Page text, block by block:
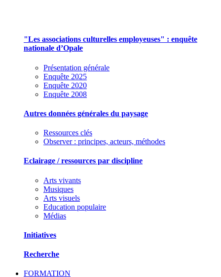
"Les associations culturelles employeuses" : enquête
nationale d’Opale
Présentation générale
Enquête 2025
Enquête 2020
Enquête 2008
Autres données générales du paysage
Ressources clés
Observer : principes, acteurs, méthodes
Eclairage / ressources par discipline
Arts vivants
Musiques
Arts visuels
Education populaire
Médias
Initiatives
Recherche
FORMATION